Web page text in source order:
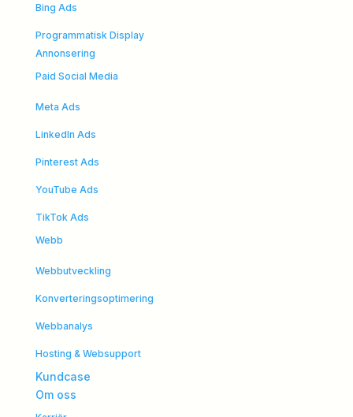
Bing Ads
Programmatisk Display
Annonsering
Paid Social Media
Meta Ads
LinkedIn Ads
Pinterest Ads
YouTube Ads
TikTok Ads
Webb
Webbutveckling
Konverteringsoptimering
Webbanalys
Hosting & Websupport
Kundcase
Om oss